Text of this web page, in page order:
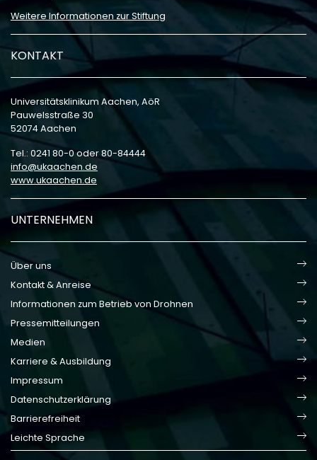
Weitere Informationen zur Stiftung
KONTAKT
Universitätsklinikum Aachen, AöR
Pauwelsstraße 30
52074 Aachen
Tel.: 0241 80-0 oder 80-84444
info
ukaachen de
www.ukaachen.de
UNTERNEHMEN
Über uns
Kontakt & Anreise
Informationen zum Betrieb von Drohnen
Pressemitteilungen
Medien
Karriere & Ausbildung
Impressum
Datenschutzerklärung
Barrierefreiheit
Leichte Sprache